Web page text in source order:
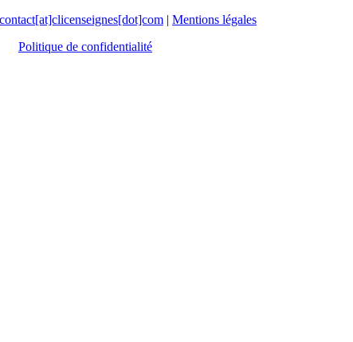
contact[at]clicenseignes[dot]com | Mentions légales
Politique de confidentialité